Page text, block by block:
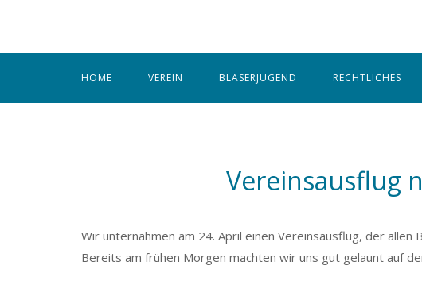
content
HOME VEREIN BLÄSERJUGEND RECHTLICHES
Vereinsausflug
Wir unternahmen am 24. April einen Vereinsausflug, der
Bereits am frühen Morgen machten wir uns gut gelaunt auf